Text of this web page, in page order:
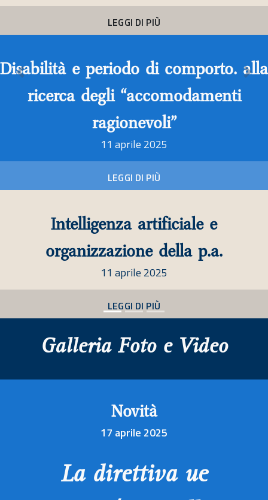
alla
13 dicembre 2024
Intelligenza artificiale e
11 dicembre 2024
LEGGI DI PIÙ
Previous
Galleria Foto e Video
Novità
17 aprile 2025
La direttiva ue